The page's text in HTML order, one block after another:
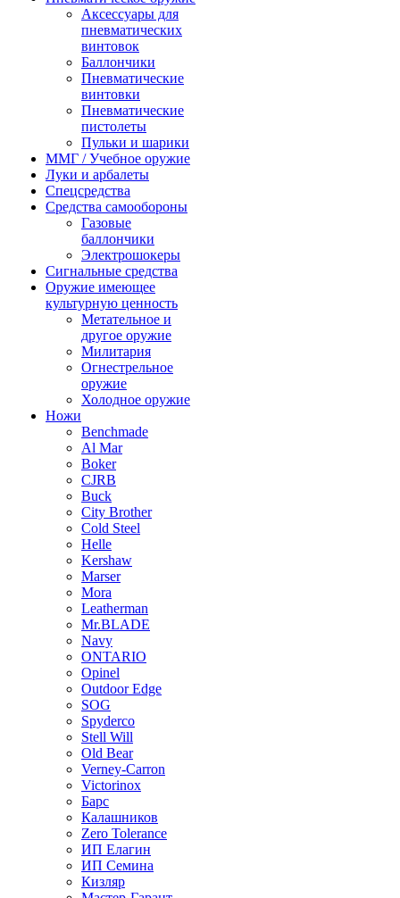
Аксессуары для
пневматических
винтовок
Баллончики
Пневматические
винтовки
Пневматические
пистолеты
Пульки и шарики
ММГ / Учебное оружие
Луки и арбалеты
Спецсредства
Средства самообороны
Газовые
баллончики
Электрошокеры
Сигнальные средства
Оружие имеющее
культурную ценность
Метательное и
другое оружие
Милитария
Огнестрельное
оружие
Холодное оружие
Ножи
Benchmade
Al Mar
Boker
CJRB
Buck
City Brother
Cold Steel
Helle
Kershaw
Marser
Mora
Leatherman
Mr.BLADE
Navy
ONTARIO
Opinel
Outdoor Edge
SOG
Spyderco
Stell Will
Old Bear
Verney-Carron
Victorinox
Барс
Калашников
Zero Tolerance
ИП Елагин
ИП Семина
Кизляр